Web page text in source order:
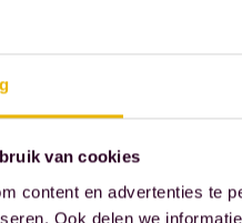
van cookies
content en advertenties te
Ook delen we